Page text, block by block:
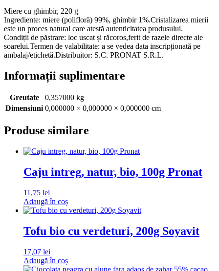
Miere cu ghimbir, 220 g
Ingrediente: miere (polifloră) 99%, ghimbir 1%.Cristalizarea mierii
este un proces natural care atestă autenticitatea produsului.
Condiții de păstrare: loc uscat și răcoros,ferit de razele directe ale
soarelui.Termen de valabilitate: a se vedea data inscripționată pe
ambalaj/etichetă.Distribuitor: S.C. PRONAT S.R.L.
Informații suplimentare
Greutate
0,357000 kg
Dimensiuni 0,000000 × 0,000000 × 0,000000 cm
Produse similare
Caju intreg, natur, bio, 100g Pronat
11,75 lei
Adaugă în coș
Tofu bio cu verdeturi, 200g Soyavit
17,07 lei
Adaugă în coș